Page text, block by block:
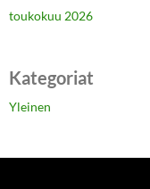
toukokuu 2026
Kategoriat
Yleinen